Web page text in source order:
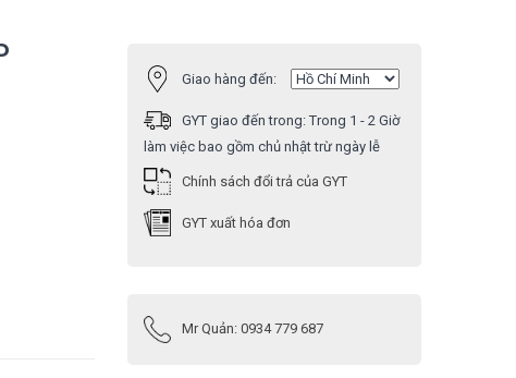
Giao hàng đến:
GYT giao đến trong:Trong 1 - 2 Giờ
làm việc bao gồm chủ nhật trừ ngày lễ
Chính sách đổi trả của GYT
GYT xuất hóa đơn
Mr Quản: 0934 779 687